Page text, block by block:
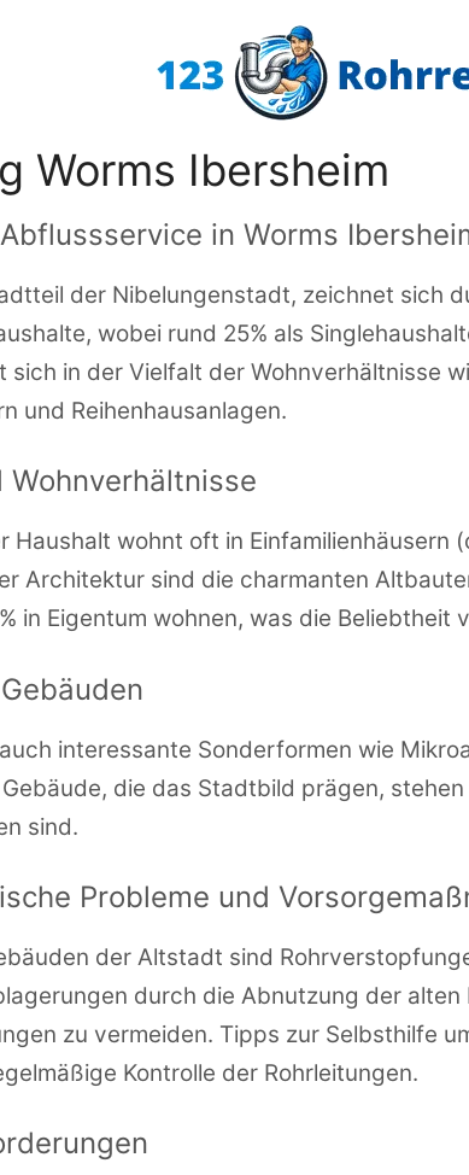
Worms Ibersheim
in Worms
der Nibelungenstadt, zeichnet sich
wobei rund 25% als
sich in der Vielfalt der Wohnverhältnisse
und Reihenhausanlagen.
Haushalt wohnt oft in Einfamilienhäusern
Architektur sind die charmanten
in Eigentum wohnen, was die
interessante Sonderformen wie
die das Stadtbild prägen,
sind.
Probleme und
der Altstadt sind
durch die Abnutzung der
zu vermeiden. Tipps zur Selbsthilfe
Kontrolle der Rohrleitungen.